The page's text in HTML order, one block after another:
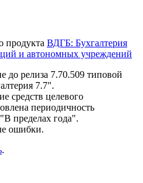
продукта ВДГБ: Бухгалтерия
и автономных учреждений
до релиза 7.70.509 типовой
7.7".
средств целевого
периодичность
пределах года".
ошибки.
.